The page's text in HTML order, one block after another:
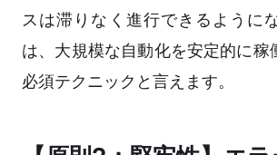
スは滞りなく進行できるように
は、大規模な自動化を安定的に稼
必須テクニックと言えます。